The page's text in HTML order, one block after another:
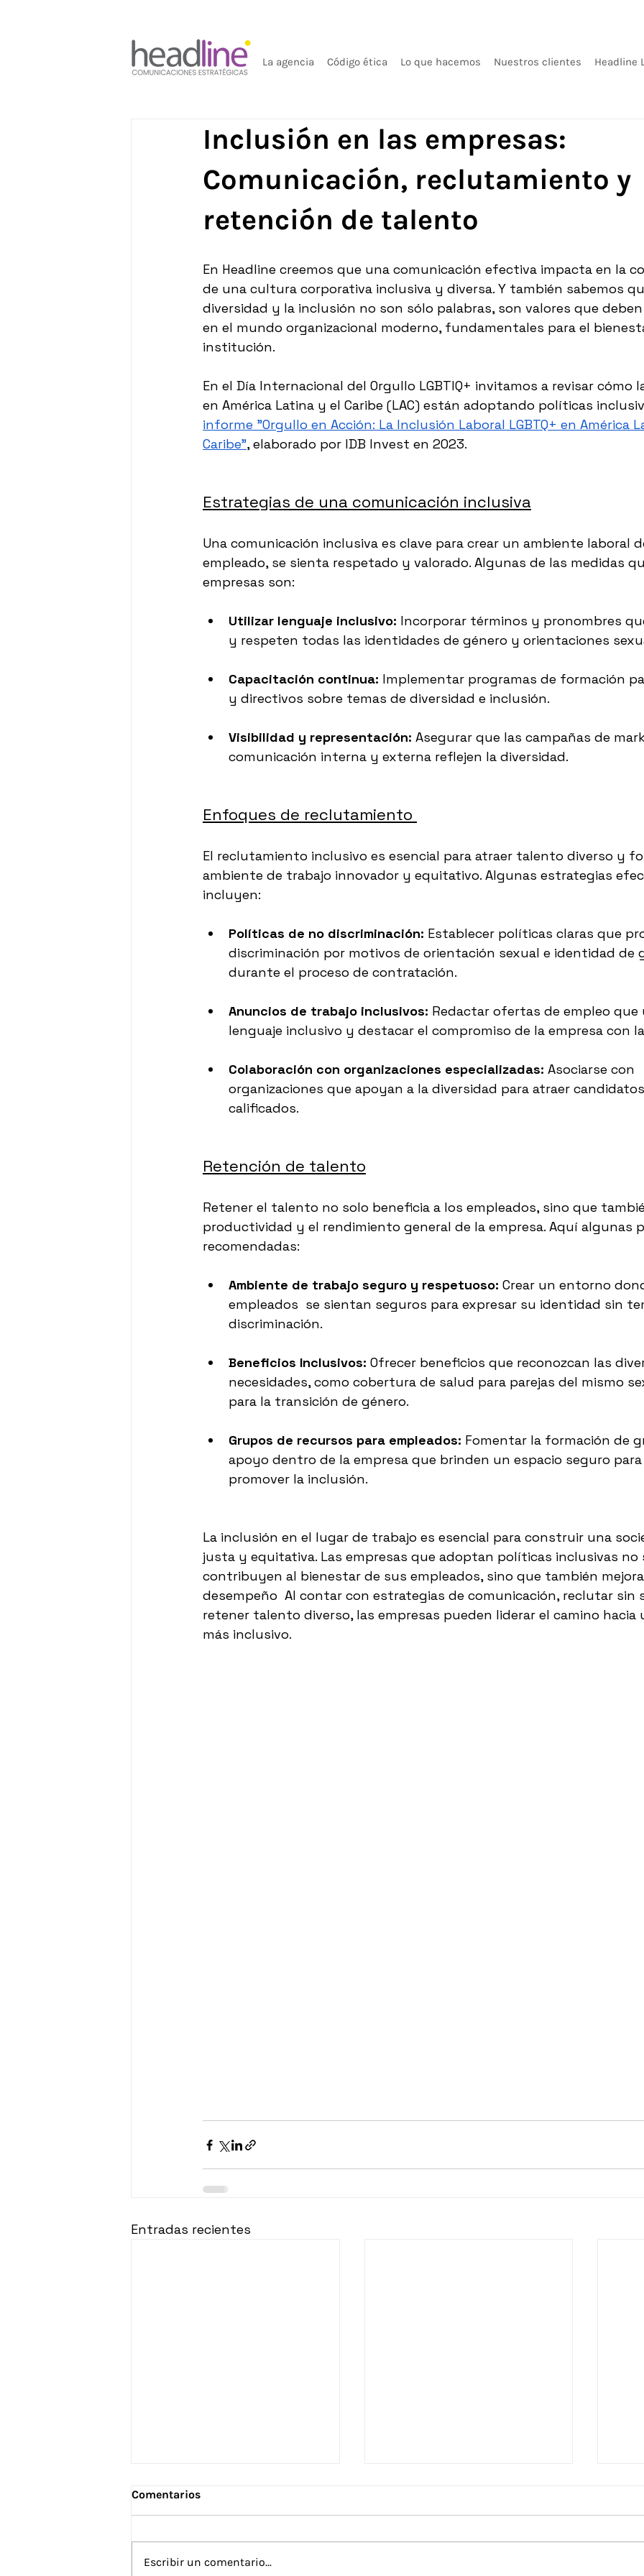
La agencia Código ética Lo que hacemos Nuestros clientes Headline
Inclusión en las empresas:
Comunicación, reclutamiento y
retención de talento
En Headline creemos que una comunicación efectiva impacta en la
de una cultura corporativa inclusiva y diversa. Y también sabemos
diversidad y la inclusión no son sólo palabras, son valores que
en el mundo organizacional moderno, fundamentales para el
institución.
En el Día Internacional del Orgullo LGBTIQ+ invitamos a revisar cómo
en América Latina y el Caribe (LAC) están adoptando políticas
informe "Orgullo en Acción: La Inclusión Laboral LGBTQ+ en América
Caribe", elaborado por IDB Invest en 2023.
Estrategias de una comunicación inclusiva
Una comunicación inclusiva es clave para crear un ambiente laboral
empleado, se sienta respetado y valorado. Algunas de las medidas
empresas son:
Utilizar lenguaje inclusivo: Incorporar términos y pronombres
y respeten todas las identidades de género y orientaciones
Capacitación continua: Implementar programas de formación
y directivos sobre temas de diversidad e inclusión.
Visibilidad y representación: Asegurar que las campañas de
comunicación interna y externa reflejen la diversidad.
Enfoques de reclutamiento
El reclutamiento inclusivo es esencial para atraer talento diverso y
ambiente de trabajo innovador y equitativo. Algunas estrategias
incluyen:
Políticas de no discriminación: Establecer políticas claras que
discriminación por motivos de orientación sexual e identidad de
durante el proceso de contratación.
Anuncios de trabajo inclusivos: Redactar ofertas de empleo que
lenguaje inclusivo y destacar el compromiso de la empresa con
Colaboración con organizaciones especializadas: Asociarse con
organizaciones que apoyan a la diversidad para atraer
calificados.
Retención de talento
Retener el talento no solo beneficia a los empleados, sino que
productividad y el rendimiento general de la empresa. Aquí algunas
recomendadas:
Ambiente de trabajo seguro y respetuoso: Crear un entorno
empleados  se sientan seguros para expresar su identidad sin
discriminación.
Beneficios Inclusivos: Ofrecer beneficios que reconozcan las
necesidades, como cobertura de salud para parejas del mismo
para la transición de género.
Grupos de recursos para empleados: Fomentar la formación de
apoyo dentro de la empresa que brinden un espacio seguro
promover la inclusión.
La inclusión en el lugar de trabajo es esencial para construir una
justa y equitativa. Las empresas que adoptan políticas inclusivas no
contribuyen al bienestar de sus empleados, sino que también
desempeño  Al contar con estrategias de comunicación, reclutar sin
retener talento diverso, las empresas pueden liderar el camino
más inclusivo.
Entradas recientes
Comentarios
Escribir un comentario...